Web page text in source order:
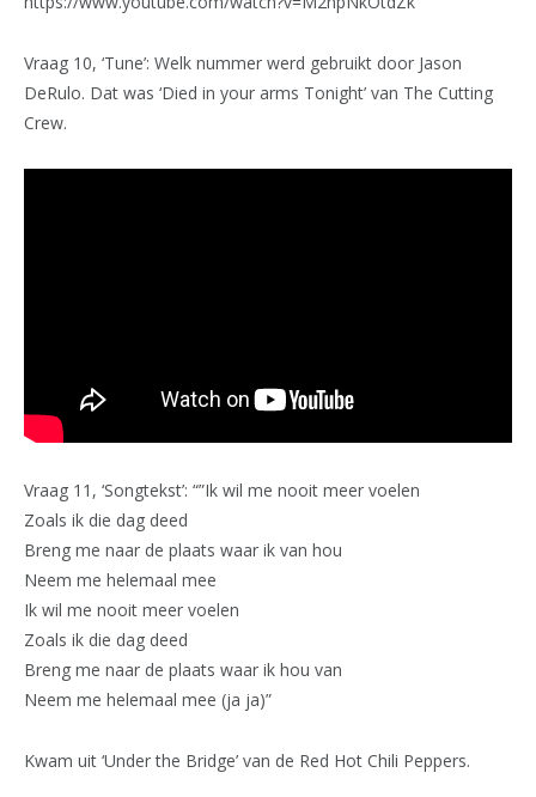
Vraag 10, ‘Tune’: Welk nummer werd gebruikt door Jason
DeRulo. Dat was ‘Died in your arms Tonight’ van The Cutting
Crew.
Vraag 11, ‘Songtekst’: “”Ik wil me nooit meer voelen
Zoals ik die dag deed
Breng me naar de plaats waar ik van hou
Neem me helemaal mee
Ik wil me nooit meer voelen
Zoals ik die dag deed
Breng me naar de plaats waar ik hou van
Neem me helemaal mee (ja ja)”
Kwam uit ‘Under the Bridge’ van de Red Hot Chili Peppers.